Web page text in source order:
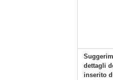
dettagli
inserito